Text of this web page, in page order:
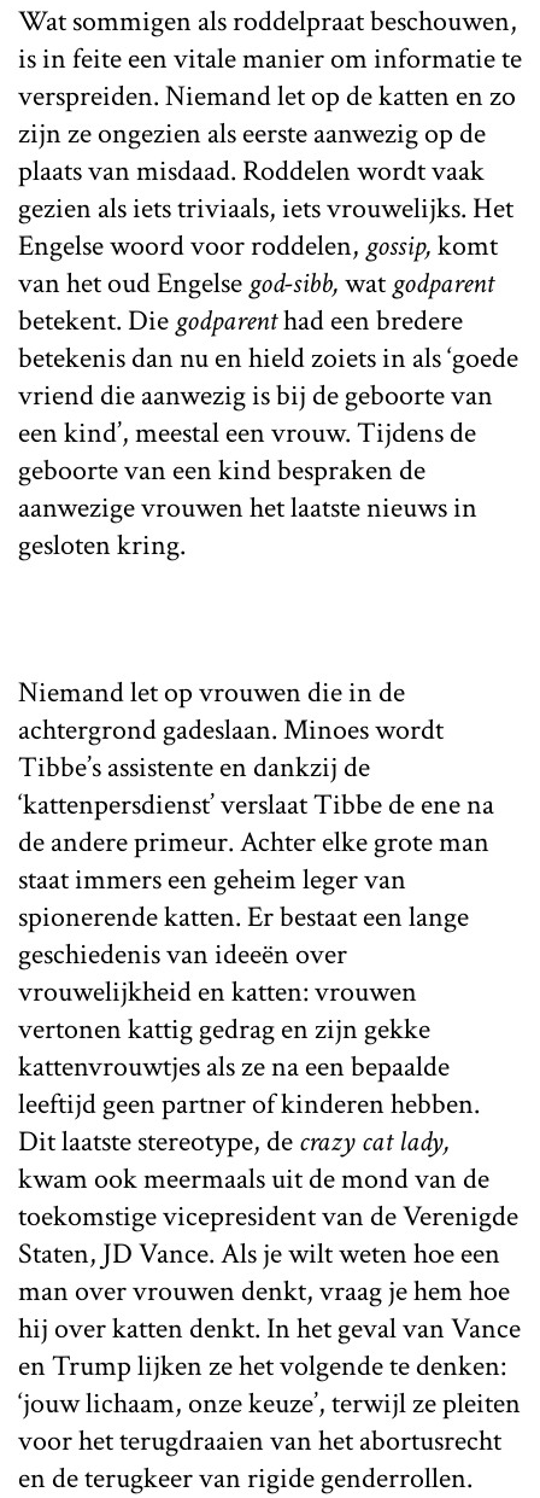
Wat sommigen als roddelpraat beschouwen,
is in feite een vitale manier om informatie te
verspreiden. Niemand let op de katten en zo
zijn ze ongezien als eerste aanwezig op de
plaats van misdaad. Roddelen wordt vaak
gezien als iets triviaals, iets vrouwelijks. Het
Engelse woord voor roddelen, gossip,komt
van het oud Engelse god-sibb,wat godparent
betekent. Die godparenthad een bredere
betekenis dan nu en hield zoiets in als ‘goede
vriend die aanwezig is bij de geboorte van
een kind’, meestal een vrouw. Tijdens de
geboorte van een kind bespraken de
aanwezige vrouwen het laatste nieuws in
gesloten kring.
Niemand let op vrouwen die in de
achtergrond gadeslaan. Minoes wordt
Tibbe’s assistente en dankzij de
‘kattenpersdienst’ verslaat Tibbe de ene na
de andere primeur. Achter elke grote man
staat immers een geheim leger van
spionerende katten. Er bestaat een lange
geschiedenis van ideeën over
vrouwelijkheid en katten: vrouwen
vertonen kattig gedrag en zijn gekke
kattenvrouwtjes als ze na een bepaalde
leeftijd geen partner of kinderen hebben.
Dit laatste stereotype, decrazy cat lady,
kwam ook meermaals uit de mond van de
toekomstige vicepresident van de Verenigde
Staten, JD Vance. Als je wilt weten hoe een
man over vrouwen denkt, vraag je hem hoe
hij over katten denkt. In het geval van Vance
en Trump lijken ze het volgende te denken:
‘jouw lichaam, onze keuze’, terwijl ze pleiten
voor het terugdraaien van het abortusrecht
en de terugkeer van rigide genderrollen.